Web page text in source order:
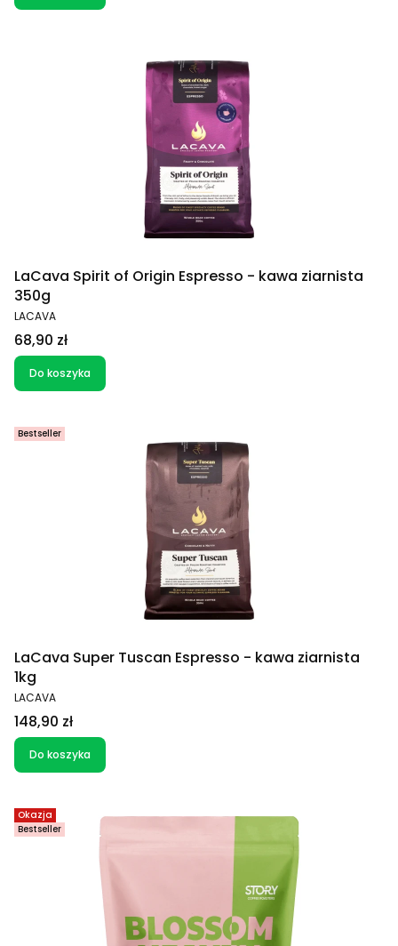
LaCava Spirit of Origin Espresso - kawa ziarnista
350g
PRODUCENT
LACAVA
Cena
68,90 zł
Do koszyka
Bestseller
LaCava Super Tuscan Espresso - kawa ziarnista
1kg
PRODUCENT
LACAVA
Cena
148,90 zł
Do koszyka
Okazja
Bestseller